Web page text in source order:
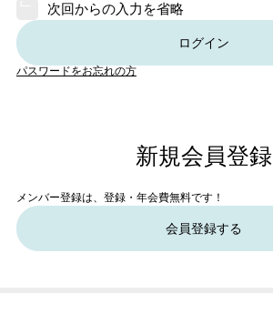
次回からの入力を省略
ログイン
パスワードをお忘れの方
新規会員登録
メンバー登録は、登録・年会費無料です！
会員登録する